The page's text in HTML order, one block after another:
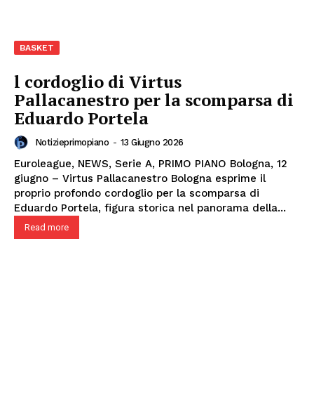
BASKET
l cordoglio di Virtus
Pallacanestro per la scomparsa di
Eduardo Portela
Notizieprimopiano - 13 Giugno 2026
Euroleague, NEWS, Serie A, PRIMO PIANO Bologna, 12
giugno – Virtus Pallacanestro Bologna esprime il
proprio profondo cordoglio per la scomparsa di
Eduardo Portela, figura storica nel panorama della...
Read more